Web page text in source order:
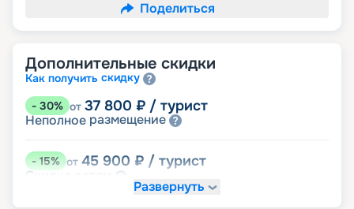
Поделиться
Дополнительные скидки
Как получить скидку
- 30% от 37 800 ₽ / турист
Неполное размещение
-15% от 45 900 ₽ / турист
Скидка
Развернуть